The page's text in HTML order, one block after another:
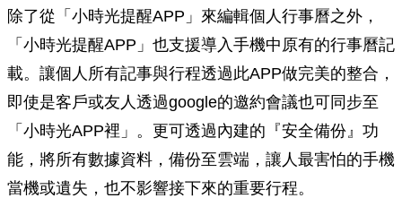
除了從「小時光提醒APP」來編輯個人行事曆之外，
「小時光提醒APP」也支援導入手機中原有的行事曆記
載。讓個人所有記事與行程透過此APP做完美的整合，
即使是客戶或友人透過google的邀約會議也可同步至
「小時光APP裡」。更可透過內建的『安全備份』功
能，將所有數據資料，備份至雲端，讓人最害怕的手機
當機或遺失，也不影響接下來的重要行程。